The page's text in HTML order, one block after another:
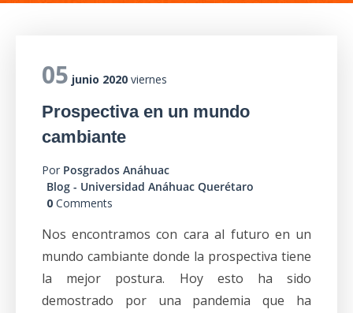
05 junio 2020 viernes
Prospectiva en un mundo
cambiante
Por Posgrados Anáhuac
Blog - Universidad Anáhuac Querétaro
0Comments
Nos encontramos con cara al futuro en un
mundo cambiante donde la prospectiva tiene
la mejor postura. Hoy esto ha sido
demostrado por una pandemia que ha